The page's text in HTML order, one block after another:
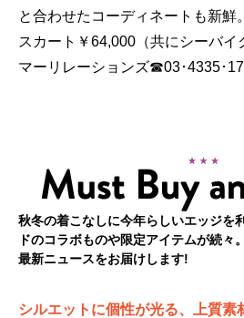
と合わせたコーディネートも新
スカート￥64,000（共にシーバイ
マーリレーションズ☎03･4335･
秋冬の着こなしに今年らしいエッジを
ドのコラボものや限定アイテムが続々
最新ニュースをお届けします!
シルエットに個性が光る、上質素